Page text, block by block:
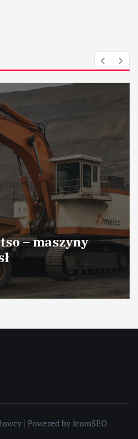
– maszyny
| Powered by icomSEO